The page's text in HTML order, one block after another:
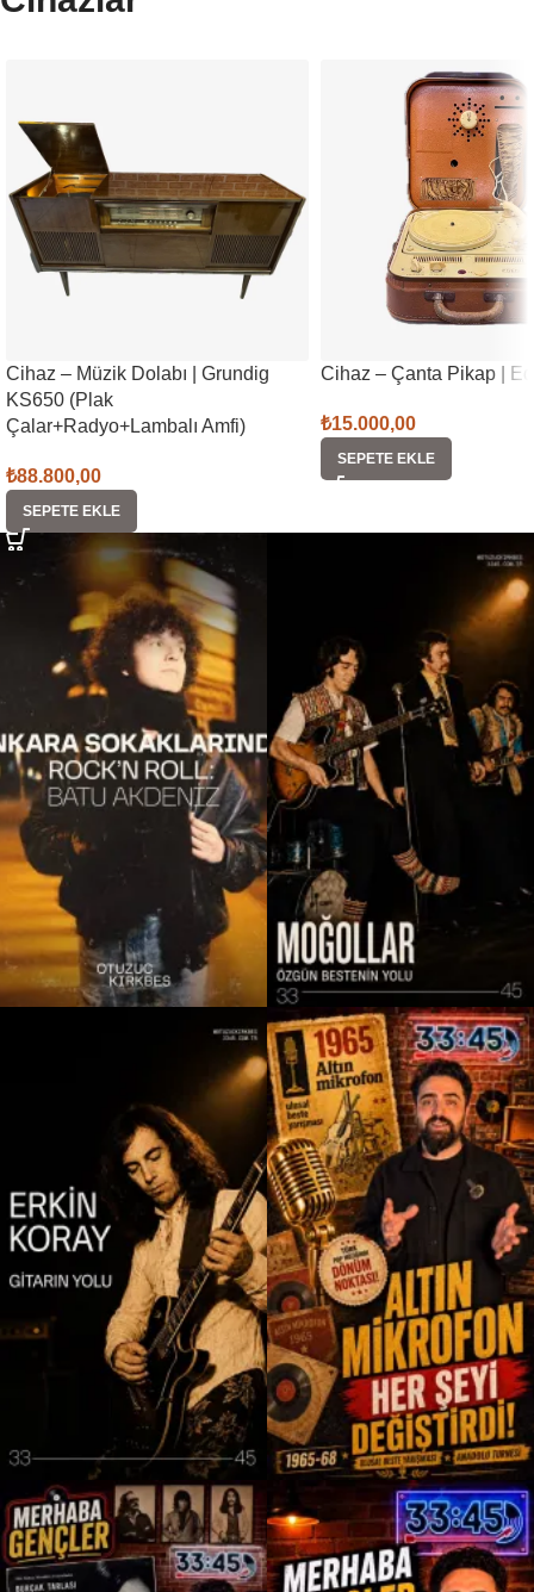
Cihaz – Müzik Dolabı | Grundig
KS650 (Plak
Çalar+Radyo+Lambalı Amfi)
₺88.800,00
SEPETE EKLE
Cihaz – Çanta Pikap |
₺15.000,00
SEPETE EKLE